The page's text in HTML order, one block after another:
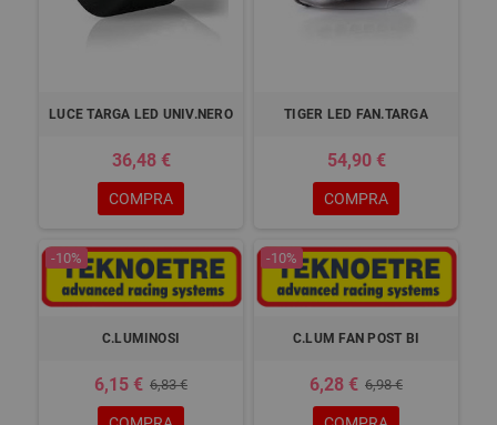
LUCE TARGA LED UNIV.NERO
36,48 €
COMPRA
TIGER LED FAN.TARGA
54,90 €
COMPRA
-10%
C.LUMINOSI
6,15 € 6,83 €
-10%
C.LUM FAN POST BI
6,28 € 6,98 €